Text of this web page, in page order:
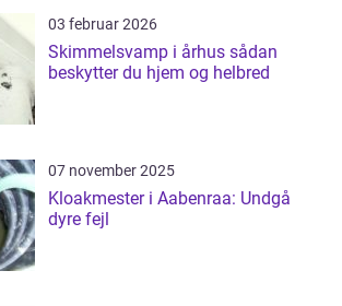
03 februar 2026
Skimmelsvamp i århus sådan
beskytter du hjem og helbred
07 november 2025
Kloakmester i Aabenraa: Undgå
dyre fejl